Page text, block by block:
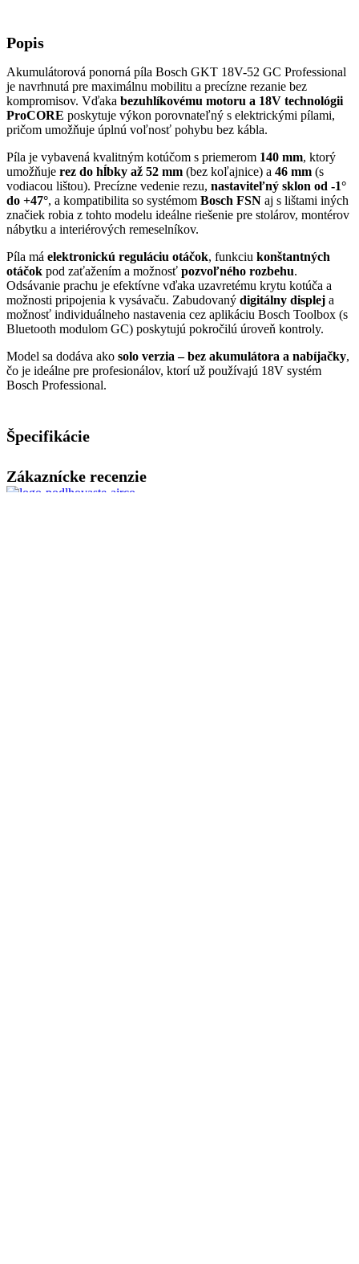
Popis
Akumulátorová ponorná píla Bosch GKT 18V-52 GC Professional
je navrhnutá pre maximálnu mobilitu a precízne rezanie bez
kompromisov. Vďaka bezuhlíkovému motoru a 18V technológii
ProCORE poskytuje výkon porovnateľný s elektrickými pílami,
pričom umožňuje úplnú voľnosť pohybu bez kábla.
Píla je vybavená kvalitným kotúčom s priemerom 140 mm, ktorý
umožňuje rez do hĺbky až 52 mm (bez koľajnice) a 46 mm (s
vodiacou lištou). Precízne vedenie rezu, nastaviteľný sklon od -1°
do +47°, a kompatibilita so systémom Bosch FSN aj s lištami iných
značiek robia z tohto modelu ideálne riešenie pre stolárov, montérov
nábytku a interiérových remeselníkov.
Píla má elektronickú reguláciu otáčok, funkciu konštantných
otáčok pod zaťažením a možnosť pozvoľného rozbehu.
Odsávanie prachu je efektívne vďaka uzavretému krytu kotúča a
možnosti pripojenia k vysávaču. Zabudovaný digitálny displej a
možnosť individuálneho nastavenia cez aplikáciu Bosch Toolbox (s
Bluetooth modulom GC) poskytujú pokročilú úroveň kontroly.
Model sa dodáva ako solo verzia – bez akumulátora a nabíjačky,
čo je ideálne pre profesionálov, ktorí už používajú 18V systém
Bosch Professional.
Špecifikácie
Zákaznícke recenzie